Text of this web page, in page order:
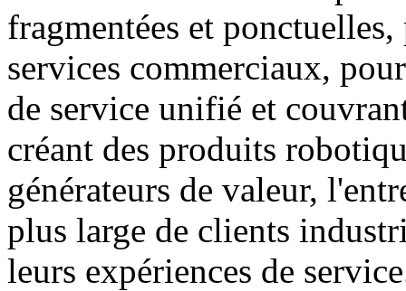
fragmentées et ponctuelles,
services commerciaux,
de service unifié et
créant des produits
générateurs de valeur,
plus large de clients
leurs expériences de